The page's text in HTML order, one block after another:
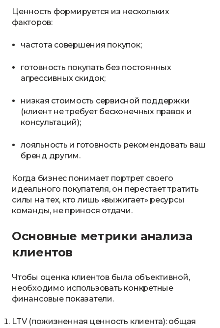
Ценность формируется из нескольких
факторов:
частота совершения покупок;
готовность покупать без постоянных
агрессивных скидок;
низкая стоимость сервисной поддержки
(клиент не требует бесконечных правок и
консультаций);
лояльность и готовность рекомендовать ваш
бренд другим.
Когда бизнес понимает портрет своего
идеального покупателя, он перестает тратить
силы на тех, кто лишь «выжигает» ресурсы
команды, не принося отдачи.
Основные метрики анализа
клиентов
Чтобы оценка клиентов была объективной,
необходимо использовать конкретные
финансовые показатели.
LTV (пожизненная ценность клиента): общая